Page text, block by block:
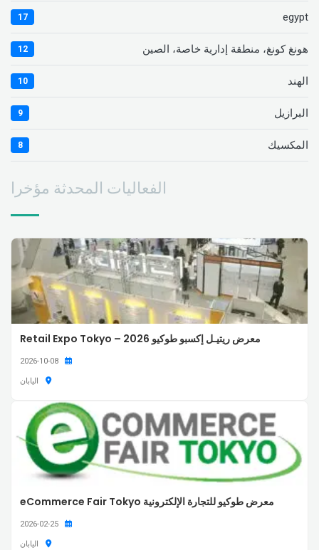
egypt
17
هونغ كونغ، منطقة إدارية خاصة، الصين 12
الهند 10
البرازيل 9
المكسيك 8
الفعاليات المحدثة مؤخرا
معرض ريتيـل إكسبو طوكيو 2026 – Retail Expo Tokyo
اليابان
معرض طوكيو للتجارة الإلكترونية eCommerce Fair Tokyo
اليابان